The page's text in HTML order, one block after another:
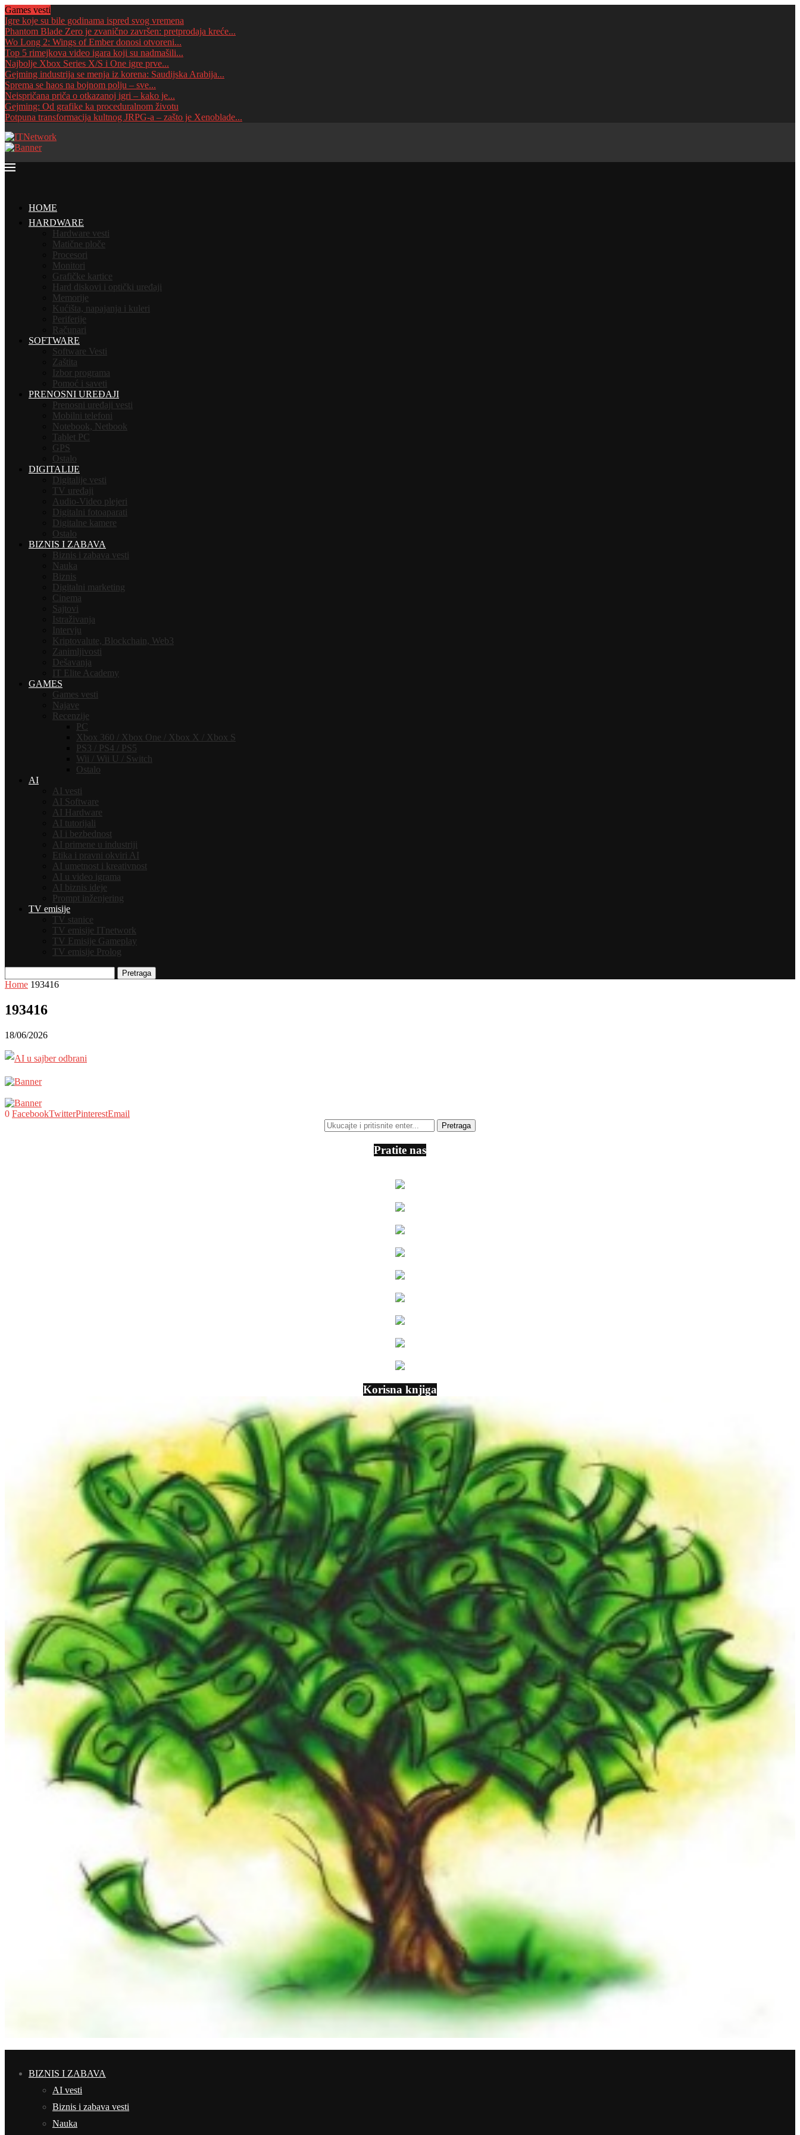
Games vesti
Igre koje su bile godinama ispred svog vremena
Phantom Blade Zero je zvanično završen: pretprodaja kreće...
Wo Long 2: Wings of Ember donosi otvoreni...
Top 5 rimejkova video igara koji su nadmašili...
Najbolje Xbox Series X/S i One igre prve...
Gejming industrija se menja iz korena: Saudijska Arabija...
Sprema se haos na bojnom polju – sve...
Neispričana priča o otkazanoj igri – kako je...
Gejming: Od grafike ka proceduralnom životu
Potpuna transformacija kultnog JRPG-a – zašto je Xenoblade...
HOME
HARDWARE
Hardware vesti
Matične ploče
Procesori
Monitori
Grafičke kartice
Hard diskovi i optički uređaji
Memorije
Kućišta, napajanja i kuleri
Periferije
Računari
SOFTWARE
Software Vesti
Zaštita
Izbor programa
Pomoć i saveti
PRENOSNI UREĐAJI
Prenosni uređaji vesti
Mobilni telefoni
Notebook, Netbook
Tablet PC
GPS
Ostalo
DIGITALIJE
Digitalije vesti
TV uređaji
Audio-Video plejeri
Digitalni fotoaparati
Digitalne kamere
Ostalo
BIZNIS I ZABAVA
Biznis i zabava vesti
Nauka
Biznis
Digitalni marketing
Cinema
Sajtovi
Istraživanja
Intervju
Kriptovalute, Blockchain, Web3
Zanimljivosti
Dešavanja
IT Elite Academy
GAMES
Games vesti
Najave
Recenzije
PC
Xbox 360 / Xbox One / Xbox X / Xbox S
PS3 / PS4 / PS5
Wii / Wii U / Switch
Ostalo
AI
AI vesti
AI Software
AI Hardware
AI tutorijali
AI i bezbednost
AI primene u industriji
Etika i pravni okviri AI
AI umetnost i kreativnost
AI u video igrama
AI biznis ideje
Prompt inženjering
TV emisije
TV stanice
TV emisije ITnetwork
TV Emisije Gameplay
TV emisije Prolog
Pretraga
Home 193416
193416
18/06/2026
0 FacebookTwitterPinterestEmail
Pratite nas
Korisna knjiga
BIZNIS I ZABAVA
AI vesti
Biznis i zabava vesti
Nauka